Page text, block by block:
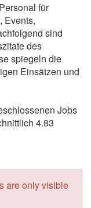
für
Events,
sind
des
spiegeln die
Einsätzen und
Jobs
4.83
are only visible